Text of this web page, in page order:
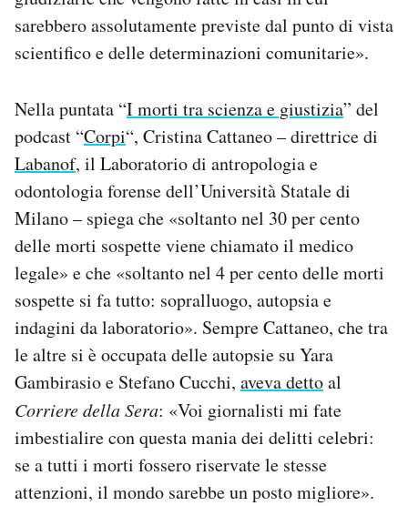
sarebbero assolutamente previste dal punto di vista
scientifico e delle determinazioni comunitarie».
Nella puntata “I morti tra scienza e giustizia” del
podcast “Corpi“, Cristina Cattaneo – direttrice di
Labanof, il Laboratorio di antropologia e
odontologia forense dell’Università Statale di
Milano – spiega che «soltanto nel 30 per cento
delle morti sospette viene chiamato il medico
legale» e che «soltanto nel 4 per cento delle morti
sospette si fa tutto: sopralluogo, autopsia e
indagini da laboratorio». Sempre Cattaneo, che tra
le altre si è occupata delle autopsie su Yara
Gambirasio e Stefano Cucchi, aveva dettoal
Corriere della Sera: «Voi giornalisti mi fate
imbestialire con questa mania dei delitti celebri:
se a tutti i morti fossero riservate le stesse
attenzioni, il mondo sarebbe un posto migliore».